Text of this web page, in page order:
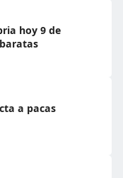
hoy 9 de
a pacas